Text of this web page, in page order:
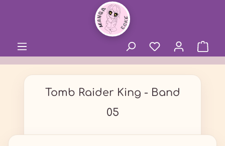
Tomb Raider King - Band
05